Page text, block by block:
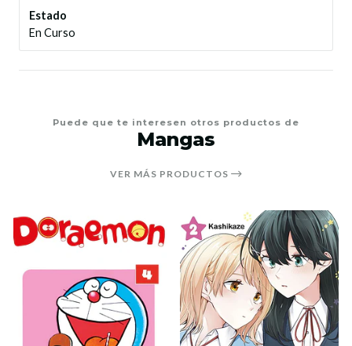
Estado
En Curso
Puede que te interesen otros productos de
Mangas
VER MÁS PRODUCTOS